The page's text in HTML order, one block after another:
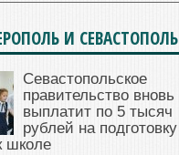
И СЕВАСТОПОЛЬ
Севастопольское
правительство вновь
выплатит по 5 тысяч
рублей на подготовку
школе